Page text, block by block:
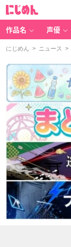
作品名 声優
にじめん > ニュース >